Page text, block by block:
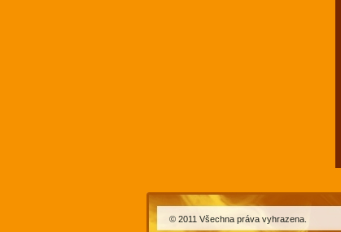
© 2011 Všechna práva vyhrazena.